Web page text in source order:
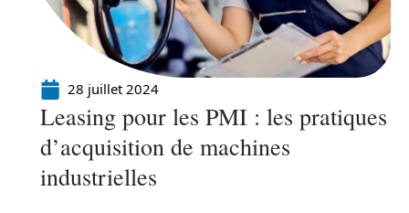
28 juillet 2024
Leasing pour les PMI : les pratiques
d’acquisition de machines
industrielles